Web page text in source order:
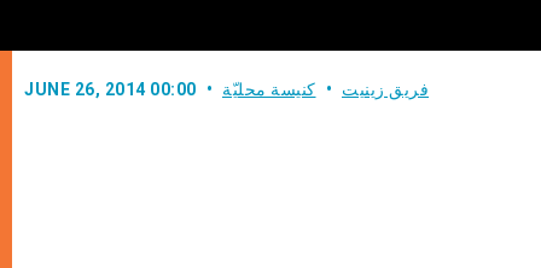
JUNE 26, 2014 00:00 فريق زينيت كنيسة محليّة